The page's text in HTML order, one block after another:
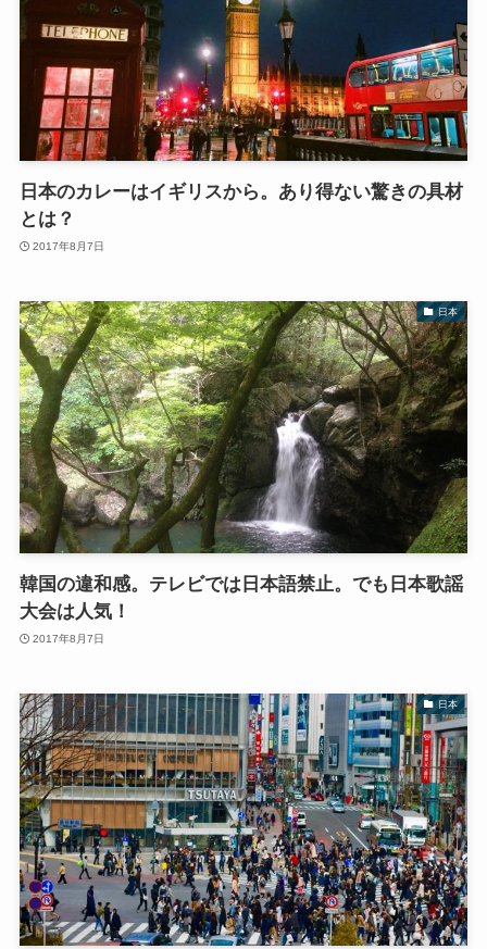
日本のカレーはイギリスから。あり得ない驚きの具材
とは？
2017年8月7日
日本
韓国の違和感。テレビでは日本語禁止。でも日本歌謡
大会は人気！
2017年8月7日
日本